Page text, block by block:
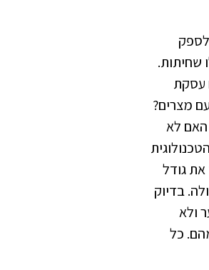
שחיתות.
עסקת
מצרים?
האם לא
הטכנולוגית
את גודל
בדיוק
ולא
כל